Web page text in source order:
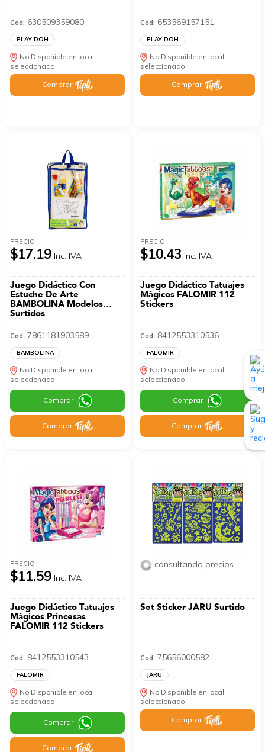
Cod: 630509359080
PLAY DOH
No Disponible en local
seleccionado
Comprar
Cod: 653569157151
PLAY DOH
No Disponible en local
seleccionado
Comprar
PRECIO
$17.19 Inc. IVA
Juego Didáctico Con
Estuche De Arte
BAMBOLINA Modelos
Surtidos
Cod: 7861181903589
BAMBOLINA
No Disponible en local
seleccionado
Comprar
Comprar
PRECIO
$10.43 Inc. IVA
Juego Didáctico Tatuajes
Mágicos FALOMIR 112
Stickers
Cod: 8412553310536
FALOMIR
No Disponible en local
seleccionado
Comprar
Comprar
PRECIO
$11.59 Inc. IVA
Juego Didáctico Tatuajes
Mágicos Princesas
FALOMIR 112 Stickers
Cod: 8412553310543
FALOMIR
No Disponible en local
seleccionado
Comprar
Comprar
consultando precios
Set Sticker JARU Surtido
Cod: 75656000582
JARU
No Disponible en local
seleccionado
Comprar